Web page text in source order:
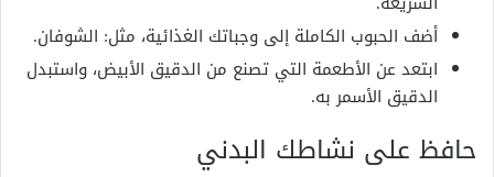
أضف الحبوب الكاملة إلى وجباتك الغذائية، مثل: الشوفان.
ابتعد عن الأطعمة التي تصنع من الدقيق الأبيض، واستبدل
الدقيق الأسمر به.
حافظ على نشاطك البدني